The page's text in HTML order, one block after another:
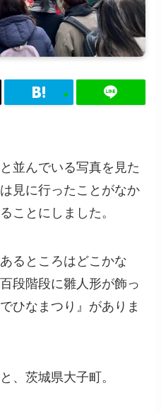
並んでいる写真を見た
見に行ったことがなか
ことにしました。
るところはどこかな
段階段に雛人形が飾っ
ひなまつり』がありま
、茨城県大子町。